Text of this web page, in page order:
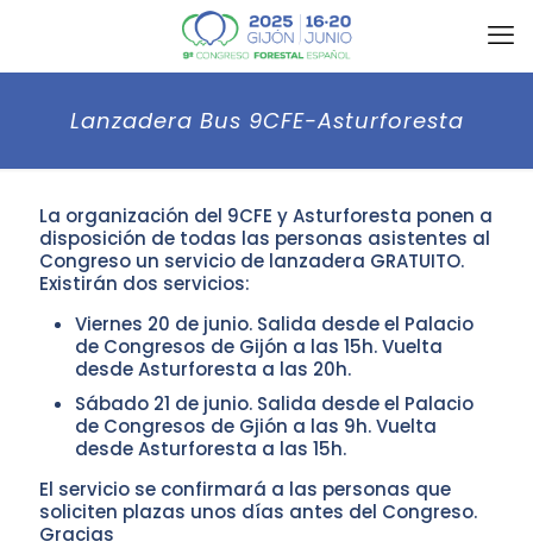
Lanzadera Bus 9CFE-Asturforesta
La organización del 9CFE y Asturforesta ponen a
disposición de todas las personas asistentes al
Congreso un servicio de lanzadera GRATUITO.
Existirán dos servicios:
Viernes 20 de junio. Salida desde el Palacio
de Congresos de Gijón a las 15h. Vuelta
desde Asturforesta a las 20h.
Sábado 21 de junio. Salida desde el Palacio
de Congresos de Gjión a las 9h. Vuelta
desde Asturforesta a las 15h.
El servicio se confirmará a las personas que
soliciten plazas unos días antes del Congreso.
Gracias